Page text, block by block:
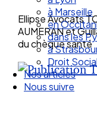
à Lyon
à Marseille
en
dans les
à
Droit
Nos articles
Ellipse Avocats
AUMERAN et
du chèque santé